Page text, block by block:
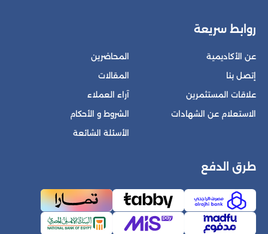
روابط سريعة
عن الأكاديمية
إتصل بنا
علاقات المستثمرين
الاستعلام عن الشهادات
المحاضرين
المقالات
آراء العملاء
الشروط و الأحكام
الأسئلة الشائعة
طرق الدفع